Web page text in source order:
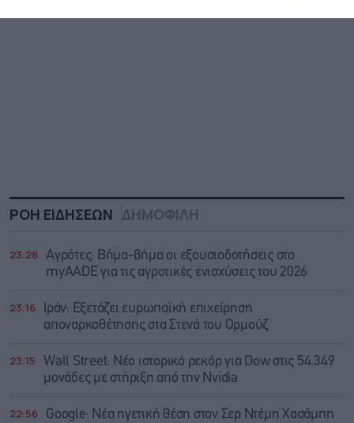
ΡΟΗ ΕΙΔΗΣΕΩΝ ΔΗΜΟΦΙΛΗ
23:28 Αγρότες: Βήμα-βήμα οι εξουσιοδοτήσεις στο
myAADE για τις αγροτικές ενισχύσεις του 2026
23:16
Ιράν: Eξετάζει ευρωπαϊκή επιχείρηση
αποναρκοθέτησης στα Στενά του Ορμούζ
23:15
Wall Street: Νέο ιστορικό ρεκόρ για Dow στις 54.349
μονάδες με στήριξη από την Nvidia
22:56 Google: Νέα ηγετική θέση στον Σερ Ντέμη Χασάμπη